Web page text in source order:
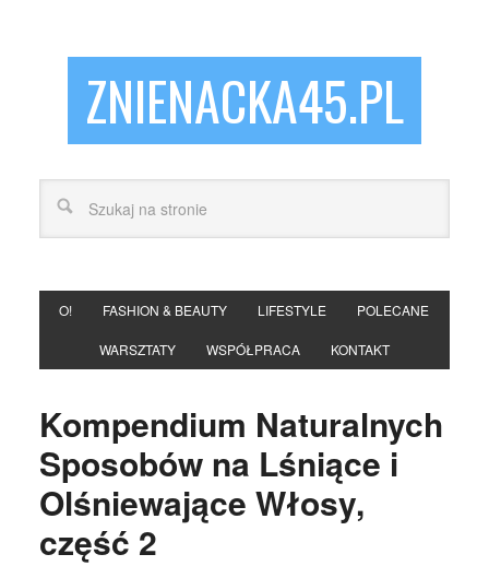
ZNIENACKA45.PL
O! FASHION & BEAUTY LIFESTYLE POLECANE
WARSZTATY WSPÓŁPRACA KONTAKT
Kompendium Naturalnych
Sposobów na Lśniące i
Olśniewające Włosy,
część 2